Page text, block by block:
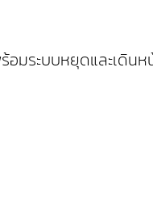
อมระบบหยุดและเดิน